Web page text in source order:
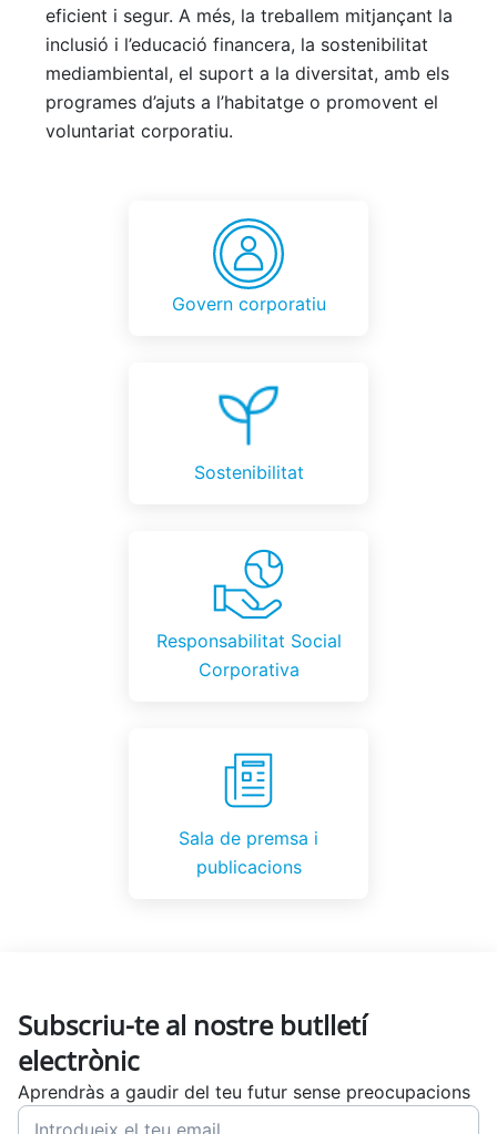
eficient i segur. A més, la treballem mitjançant la
inclusió i l’educació financera, la sostenibilitat
mediambiental, el suport a la diversitat, amb els
programes d’ajuts a l’habitatge o promovent el
voluntariat corporatiu.
Govern corporatiu
Sostenibilitat
Responsabilitat Social
Corporativa
Sala de premsa i
publicacions
Subscriu-te al nostre butlletí
electrònic
Aprendràs a gaudir del teu futur sense preocupacions